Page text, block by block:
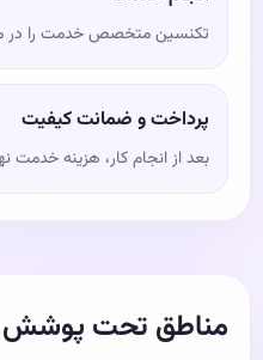
تکنسین متخصص خدمت را در
پرداخت و ضمانت کیفیت
بعد از انجام کار، هزینه خدمت
مناطق تحت پوشش